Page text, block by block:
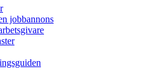
jobbannons